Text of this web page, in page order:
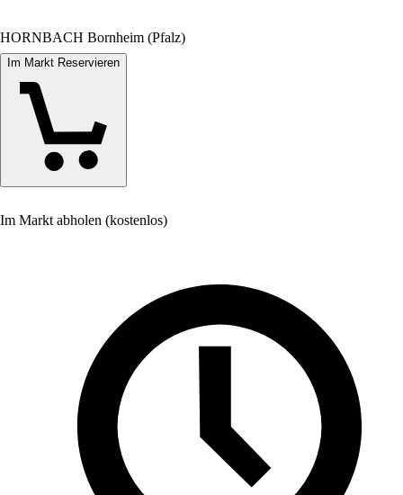
HORNBACH Bornheim (Pfalz)
Im Markt Reservieren
Im Markt abholen (kostenlos)